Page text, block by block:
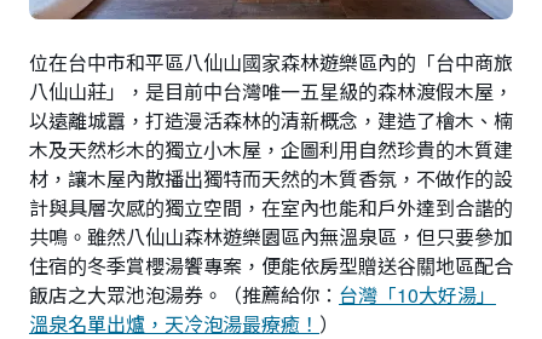
位在台中市和平區八仙山國家森林遊樂區內的「台中商旅
八仙山莊」，是目前中台灣唯一五星級的森林渡假木屋，
以遠離城囂，打造漫活森林的清新概念，建造了檜木、楠
木及天然杉木的獨立小木屋，企圖利用自然珍貴的木質建
材，讓木屋內散播出獨特而天然的木質香氛，不做作的設
計與具層次感的獨立空間，在室內也能和戶外達到合諧的
共鳴。雖然八仙山森林遊樂園區內無溫泉區，但只要參加
住宿的冬季賞櫻湯饗專案，便能依房型贈送谷關地區配合
飯店之大眾池泡湯券。（推薦給你： 台灣「10大好湯」
溫泉名單出爐，天冷泡湯最療癒！ ）